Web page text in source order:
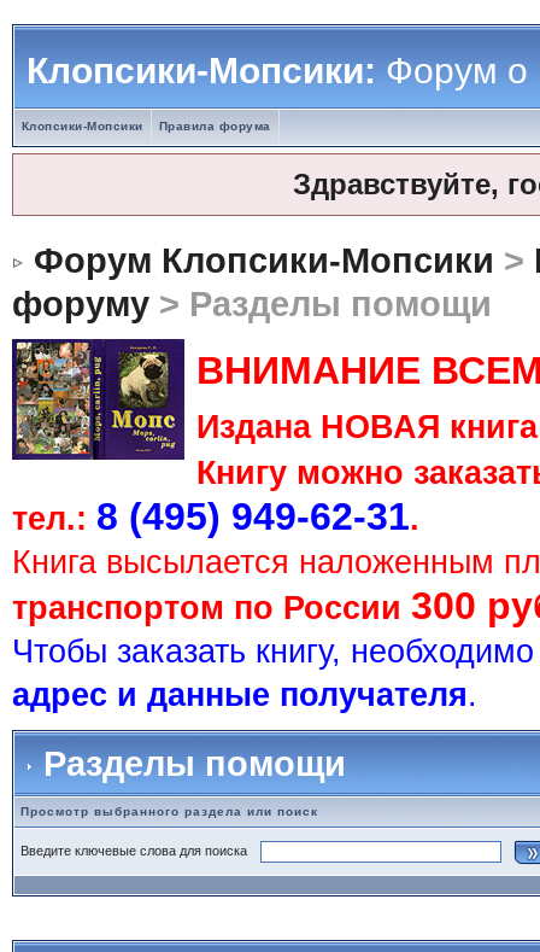
Клопсики-Мопсики:Форум о
Клопсики-Мопсики Правила форума
Здравствуйте,
Форум Клопсики-Мопсики >
форуму> Разделы помощи
ВНИМАНИЕ
Издана НОВАЯ
Книгу можно
тел.: 8 (495) 949-62-31.
Книга высылается наложенным
транспортом по России 300
Чтобы заказать книгу,
адрес и данные получателя.
Разделы помощи
Просмотр выбранного раздела или поиск
Введите ключевые слова для поиска